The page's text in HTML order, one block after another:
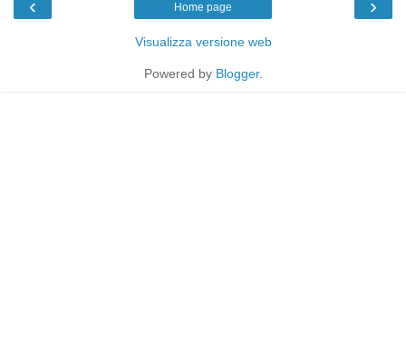
‹ ›
Home page
Visualizza versione web
Powered by Blogger.